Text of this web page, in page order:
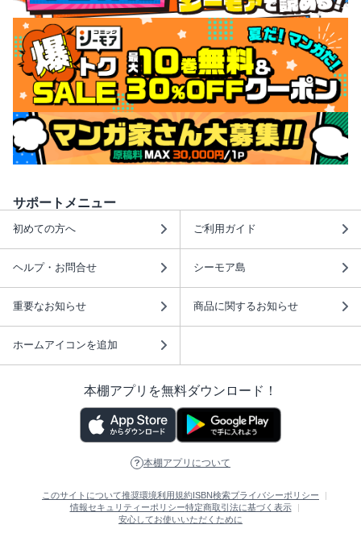
サポートメニュー
初めての方へ ご利用ガイド
ヘルプ・お問合せ シーモア島
重要なお知らせ 商品に関するお知らせ
ホームアイコンを追加
本棚アプリを無料ダウンロード！
本棚アプリについて
このサイトについて推奨環境利用規約 ISBN検索プライバシーポリシー
情報セキュリティーポリシー特定商取引法に基づく表示
安心してお使いいただくために